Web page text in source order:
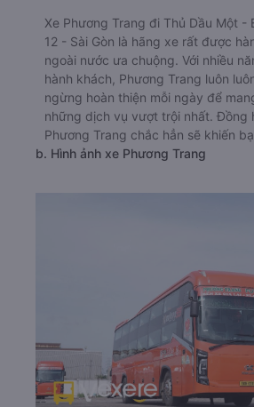
Xe Phương Trang đi Thủ Dầu Một -
12 - Sài Gòn là hãng xe rất được
ngoài nước ưa chuộng. Với nhiều
hành khách, Phương Trang luôn
ngừng hoàn thiện mỗi ngày để
những dịch vụ vượt trội nhất. Đồng
Phương Trang chắc hẳn sẽ khiến
b. Hình ảnh xe Phương Trang